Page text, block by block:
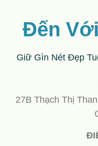
Đến
Giữ Gìn Nét Đẹp
27B Thạch Thị